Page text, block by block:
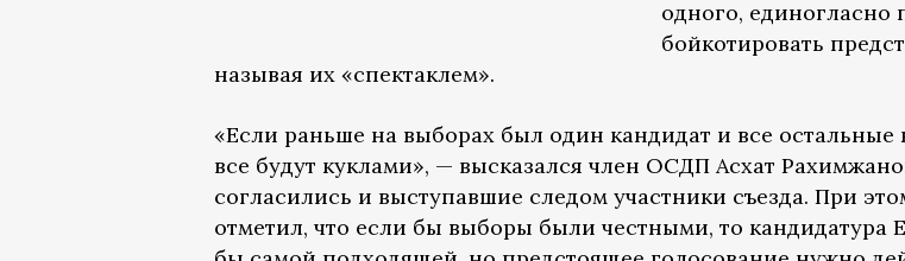
одного, единогласно
бойкотировать
называя их «спектаклем».
«Если раньше на выборах был один кандидат и все остальные
все будут куклами», — высказался член ОСДП Асхат
согласились и выступавшие следом участники съезда. При
отметил, что если бы выборы были честными, то кандидатура